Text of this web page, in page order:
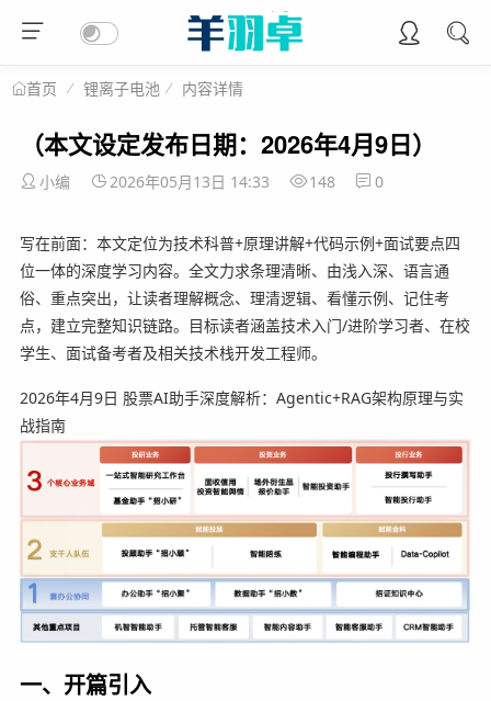
首页 锂离子电池 内容详情
（本文设定发布日期：2026年4月9日）
小编 2026年05月13日 14:33 148 0
写在前面：本文定位为技术科普+原理讲解+代码示例+面试要点四
位一体的深度学习内容。全文力求条理清晰、由浅入深、语言通
俗、重点突出，让读者理解概念、理清逻辑、看懂示例、记住考
点，建立完整知识链路。目标读者涵盖技术入门/进阶学习者、在校
学生、面试备考者及相关技术栈开发工程师。
2026年4月9日 股票AI助手深度解析：Agentic+RAG架构原理与实
战指南
一、开篇引入